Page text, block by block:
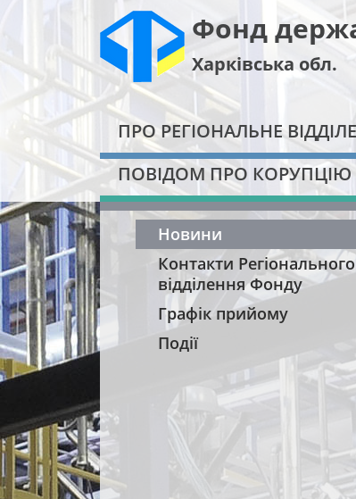
Фонд
Харківська обл.
ПРО РЕГІОНАЛЬНЕ
ПОВІДОМ ПРО КОРУПЦІЮ
Новини
Контакти Регіонального
відділення Фонду
Графік прийому
Події